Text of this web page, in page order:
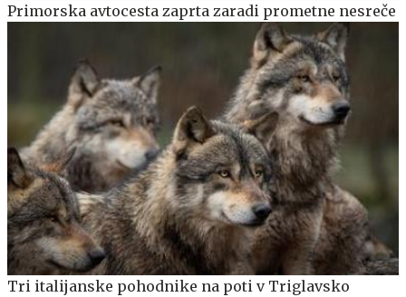
Primorska avtocesta zaprta zaradi prometne nesreče
Tri italijanske pohodnike na poti v Triglavsko